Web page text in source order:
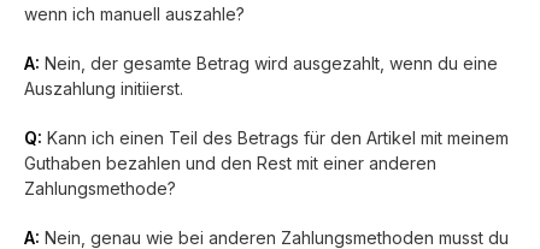
wenn ich manuell auszahle?
A: Nein, der gesamte Betrag wird ausgezahlt, wenn du eine
Auszahlung initiierst.
Q: Kann ich einen Teil des Betrags für den Artikel mit meinem
Guthaben bezahlen und den Rest mit einer anderen
Zahlungsmethode?
A: Nein, genau wie bei anderen Zahlungsmethoden musst du